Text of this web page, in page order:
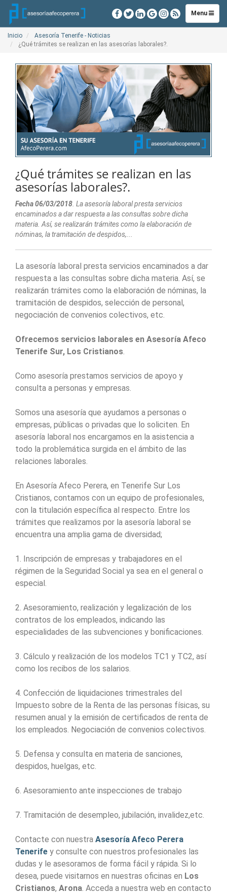
Toggle
navigation
Menu
Inicio
Asesoría Tenerife - Noticias
¿Qué trámites se realizan en las asesorías laborales?.
¿Qué trámites se realizan en las
asesorías laborales?.
Fecha 06/03/2018. La asesoría laboral presta servicios
encaminados a dar respuesta a las consultas sobre dicha
materia. Así, se realizarán trámites como la elaboración de
nóminas, la tramitación de despidos,...
La asesoría laboral presta servicios encaminados a dar
respuesta a las consultas sobre dicha materia. Así, se
realizarán trámites como la elaboración de nóminas, la
tramitación de despidos, selección de personal,
negociación de convenios colectivos, etc.
Ofrecemos servicios laborales en Asesoría Afeco
Tenerife Sur, Los Cristianos.
Como asesoría prestamos servicios de apoyo y
consulta a personas y empresas.
Somos una asesoría que ayudamos a personas o
empresas, públicas o privadas que lo soliciten. En
asesoría laboral nos encargamos en la asistencia a
todo la problemática surgida en el ámbito de las
relaciones laborales.
En Asesoría Afeco Perera, en Tenerife Sur Los
Cristianos, contamos con un equipo de profesionales,
con la titulación específica al respecto. Entre los
trámites que realizamos por la asesoría laboral se
encuentra una amplia gama de diversidad;
1. Inscripción de empresas y trabajadores en el
régimen de la Seguridad Social ya sea en el general o
especial.
2. Asesoramiento, realización y legalización de los
contratos de los empleados, indicando las
especialidades de las subvenciones y bonificaciones.
3. Cálculo y realización de los modelos TC1 y TC2, así
como los recibos de los salarios.
4. Confección de liquidaciones trimestrales del
Impuesto sobre de la Renta de las personas físicas, su
resumen anual y la emisión de certificados de renta de
los empleados. Negociación de convenios colectivos.
5. Defensa y consulta en materia de sanciones,
despidos, huelgas, etc.
6. Asesoramiento ante inspecciones de trabajo
7. Tramitación de desempleo, jubilación, invalidez,etc.
Contacte con nuestra Asesoría Afeco Perera
Tenerife y consulte con nuestros profesionales las
dudas y le asesoramos de forma fácil y rápida. Si lo
desea, puede visitarnos en nuestras oficinas en Los
Cristianos, Arona. Acceda a nuestra web en contacto